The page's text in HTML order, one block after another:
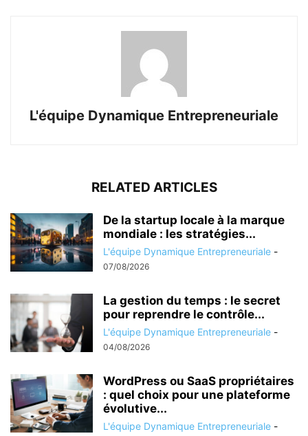
L'équipe Dynamique Entrepreneuriale
RELATED ARTICLES
De la startup locale à la marque
mondiale : les stratégies...
L'équipe Dynamique Entrepreneuriale -
07/08/2026
La gestion du temps : le secret
pour reprendre le contrôle...
L'équipe Dynamique Entrepreneuriale -
04/08/2026
WordPress ou SaaS propriétaires
: quel choix pour une plateforme
évolutive...
L'équipe Dynamique Entrepreneuriale -